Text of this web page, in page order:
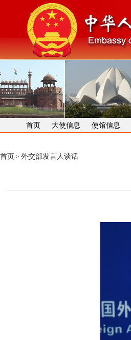
首页 大使信息 使馆信息
首页 > 外交部发言人谈话